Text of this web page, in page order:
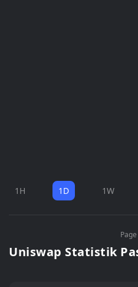
1H 1D 1W
Uniswap Statistik